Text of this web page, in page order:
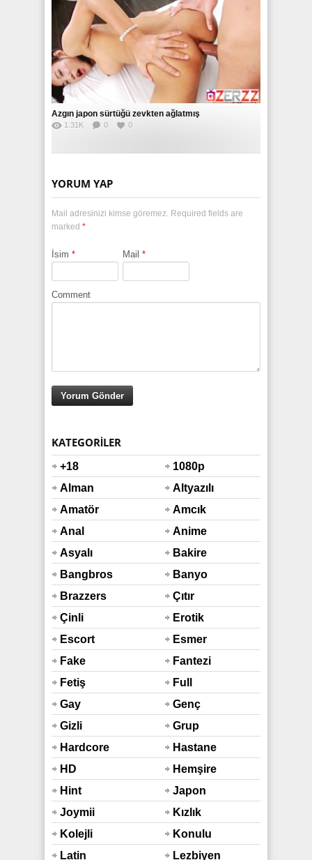
Azgın japon sürtüğü zevkten ağlatmış
1.31K 0 0
YORUM YAP
Mail adresinizi kimse göremez. Required fields are
marked *
İsim * Mail *
Comment
KATEGORILER
+18
1080p
Alman
Altyazılı
Amatör
Amcık
Anal
Anime
Asyalı
Bakire
Bangbros
Banyo
Duş
Brazzers
Çıtır
Çinli
Erotik
Escort
Esmer
Fake
Taxi
Araba
Fantezi
Fetiş
Full
Hd
Gay
Genç
Gizli
Çekim
Grup
Hardcore
Hastane
HD
Hemşire
Hint
Sex
Japon
Joymii
Kızlık
Bozma
Kolejli
Konulu
Latin
Lezbiyen